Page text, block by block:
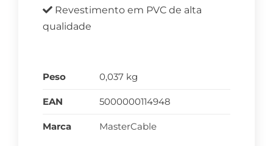
Revestimento em PVC de alta
qualidade
Peso 0,037 kg
EAN 5000000114948
Marca MasterCable